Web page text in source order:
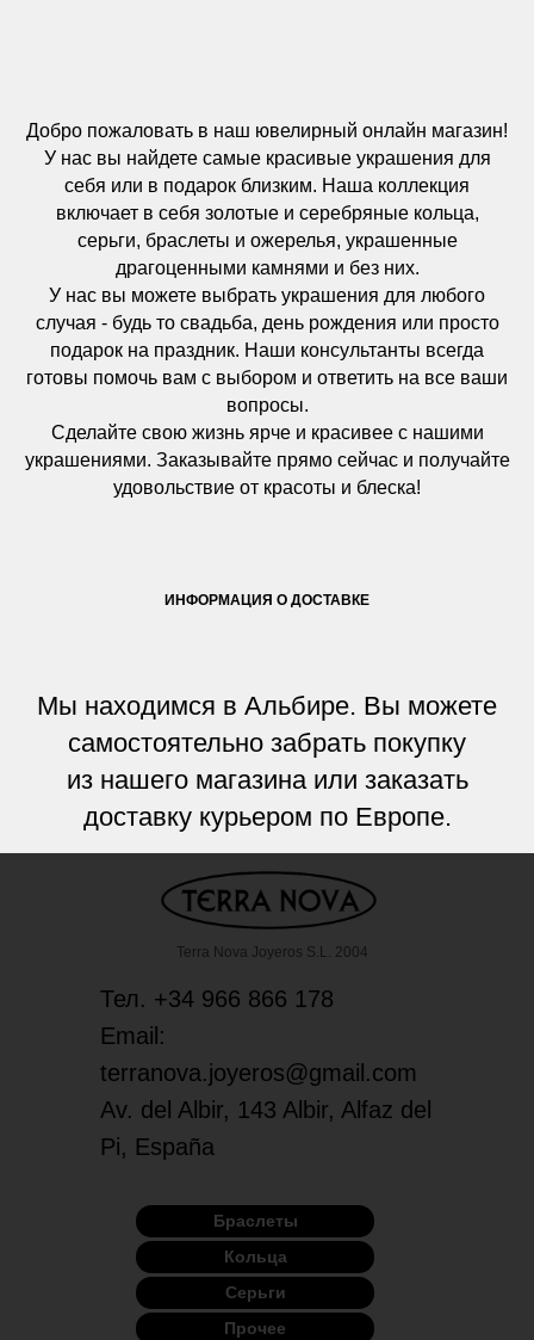
Добро пожаловать в наш ювелирный онлайн магазин!
У нас вы найдете самые красивые украшения для
себя или в подарок близким. Наша коллекция
включает в себя золотые и серебряные кольца,
серьги, браслеты и ожерелья, украшенные
драгоценными камнями и без них.
У нас вы можете выбрать украшения для любого
случая - будь то свадьба, день рождения или просто
подарок на праздник. Наши консультанты всегда
готовы помочь вам с выбором и ответить на все ваши
вопросы.
Сделайте свою жизнь ярче и красивее с нашими
украшениями. Заказывайте прямо сейчас и получайте
удовольствие от красоты и блеска!
ИНФОРМАЦИЯ О ДОСТАВКЕ
Мы находимся в Альбире. Вы можете
самостоятельно забрать покупку
из нашего магазина или заказать
доставку курьером по Европе.
Terra Nova Joyeros S.L. 2004
Браслеты
Кольца
Серьги
Прочее
Тел. +34 966 866 178
Email:
terranova.joyeros@gmail.com
Av. del Albir, 143 Albir, Alfaz del
Pi, España